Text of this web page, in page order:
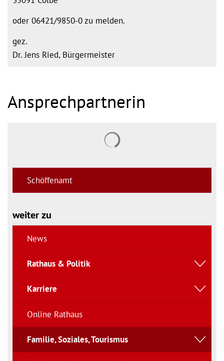
oder 06421/9850-0 zu melden.
gez.
Dr. Jens Ried, Bürgermeister
Ansprechpartnerin
Schöffenamt
weiter zu
News
Rathaus & Politik
Karriere
Online Rathaus
Familie, Soziales, Tourismus